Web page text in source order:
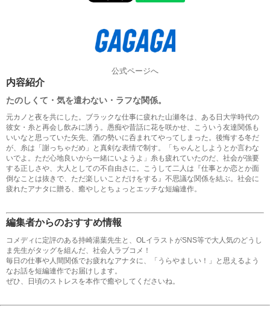
公式ページへ
内容紹介
たのしくて・気を遣わない・ラフな関係。
元カノと夜を共にした。ブラックな仕事に疲れた山瀬冬は、ある日大学時代の
彼女・糸と再会し飲みに誘う。愚痴や昔話に花を咲かせ、こういう友達関係も
いいなと思っていた矢先、酒の勢いに呑まれてやってしまった。後悔する冬だ
が、糸は「謝っちゃだめ」と真剣な表情で制す。「ちゃんとしようとか言わな
いでよ。ただ心地良いから一緒にいようよ」糸も疲れていたのだ、社会が強要
する正しさや、大人としての不自由さに。こうして二人は『仕事とか恋とか面
倒なことは抜きで、ただ楽しいことだけをする』不思議な関係を結ぶ。社会に
疲れたアナタに贈る、癒やしとちょっとエッチな短編連作。
編集者からのおすすめ情報
コメディに定評のある持崎湯葉先生と、OLイラストがSNS等で大人気のどうし
ま先生がタッグを組んだ、社会人ラブコメ！
毎日の仕事や人間関係でお疲れなアナタに、「うらやましい！」と思えるよう
なお話を短編連作でお届けします。
ぜひ、日頃のストレスを本作で癒やしてくださいね。